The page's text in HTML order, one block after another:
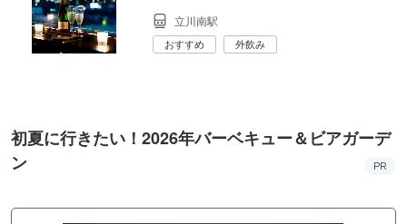
立川南駅
おすすめ 外飲み
初夏に行きたい！2026年バーベキュー＆ビアガーデ
ン
PR